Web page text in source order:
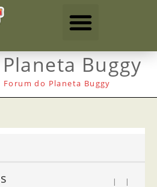
Buggy
Forum do Planeta Buggy
| |